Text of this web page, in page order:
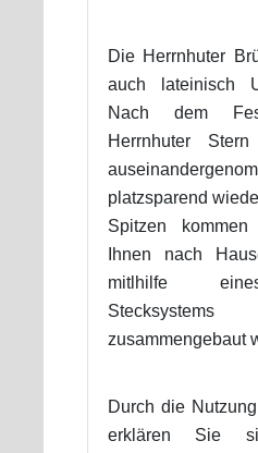
Die Herrnhuter
auch lateinisch
Nach dem
Herrnhuter
platzsparend
Spitzen
Ihnen nach
mitlhilfe
zusammengebaut
Durch die
erklären Sie